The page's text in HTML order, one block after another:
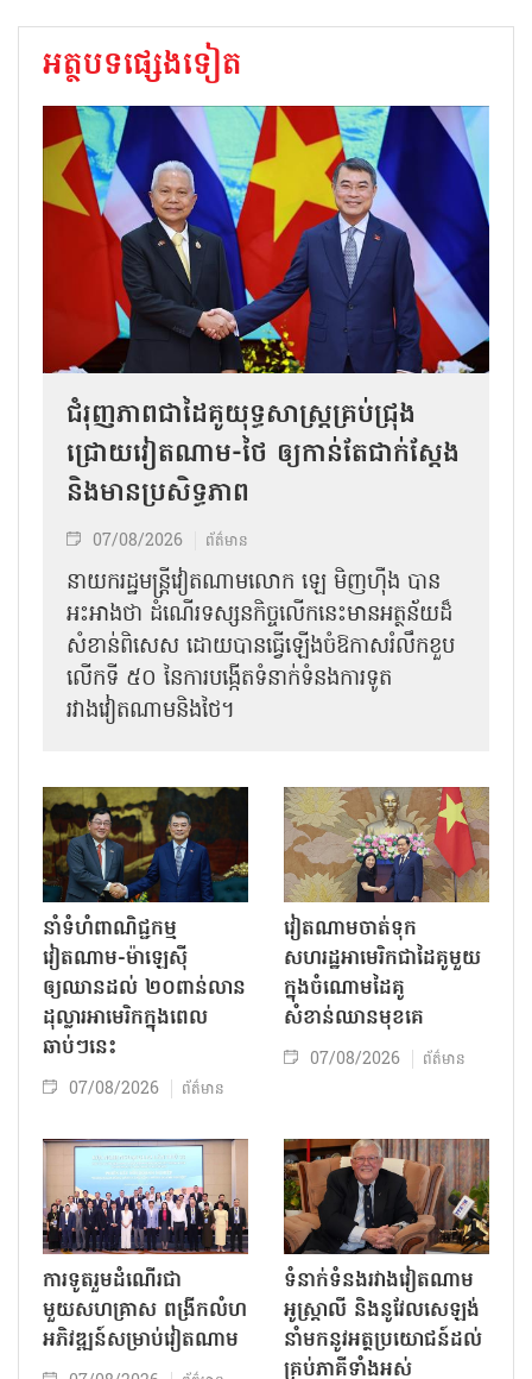
អត្ថបទផ្សេងទៀត
ជំរុញភាពជាដៃគូយុទ្ធសាស្ត្រគ្រប់ជ្រុង
ជ្រោយវៀតណាម-ថៃ ឲ្យកាន់តែជាក់ស្ដែង
និងមានប្រសិទ្ធភាព
07/08/2026 ព័ត៌មាន
នាយករដ្ឋមន្ត្រីវៀតណាមលោក ឡេ មិញហ៊ឹង បាន
អះអាងថា ដំណើរទស្សនកិច្ចលើកនេះមានអត្ថន័យដ៏
សំខាន់ពិសេស ដោយបានធ្វើឡើងចំឱកាសរំលឹកខួប
លើកទី ៥០ នៃការបង្កើតទំនាក់ទំនងការទូត
រវាងវៀតណាមនិងថៃ។
នាំទំហំពាណិជ្ជកម្ម
វៀតណាម-ម៉ាឡេស៊ី
ឲ្យឈានដល់ ២០ពាន់លាន
ដុល្លារអាមេរិកក្នុងពេល
ឆាប់ៗនេះ
07/08/2026 ព័ត៌មាន
វៀតណាមចាត់ទុក
សហរដ្ឋអាមេរិកជាដៃគូមួយ
ក្នុងចំណោមដៃគូ
សំខាន់ឈានមុខគេ
07/08/2026 ព័ត៌មាន
ការទូតរួមដំណើរជា
មួយសហគ្រាស ពង្រីកលំហ
អភិវឌ្ឍន៍សម្រាប់វៀតណាម
ទំនាក់ទំនងរវាងវៀតណាម
អូស្ត្រាលី និងនូវែលសេឡង់
នាំមកនូវអត្ថប្រយោជន៍ដល់
គ្រប់ភាគីទាំងអស់